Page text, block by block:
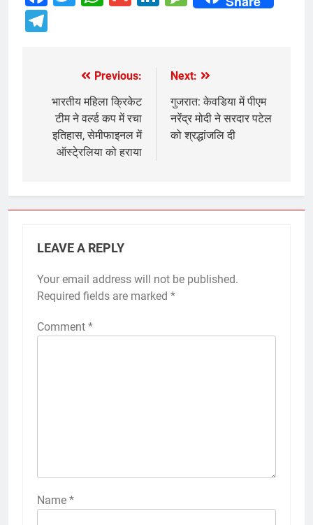
navigation
Previous:
भारतीय महिला क्रिकेट
टीम ने वर्ल्ड कप में रचा
इतिहास, सेमीफाइनल में
ऑस्टे्रलिया को हराया
Next:
गुजरात: केवडिया में पीएम
नरेंद्र मोदी ने सरदार पटेल
को श्रद्धांजलि दी
LEAVE A REPLY
Your email address will not be published.
Required fields are marked *
Comment *
Name *